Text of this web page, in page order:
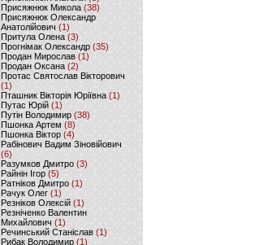
Присяжнюк Микола (38)
Присяжнюк Олександр
Анатолійович (1)
Притула Олена (3)
Прогнімак Олександр(35)
Продан Мирослав(1)
Продан Оксана (2)
Протас Святослав Вікторович
(1)
Пташник Вікторія Юріївна (1)
Путас Юрій (1)
Путін Володимир(38)
Пшонка Артем (8)
Пшонка Віктор(4)
Рабінович Вадим Зіновійович
(6)
Разумков Дмитро (3)
Райнін Ігор(5)
Ратніков Дмитро (1)
Рачук Олег (1)
Резніков Олексій(1)
Резніченко Валентин
Михайлович (1)
Речинський Станіслав (1)
Рибак Володимир(1)